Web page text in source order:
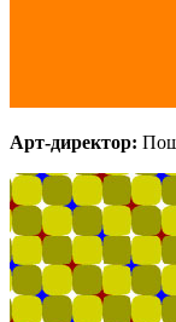
Арт-директор: